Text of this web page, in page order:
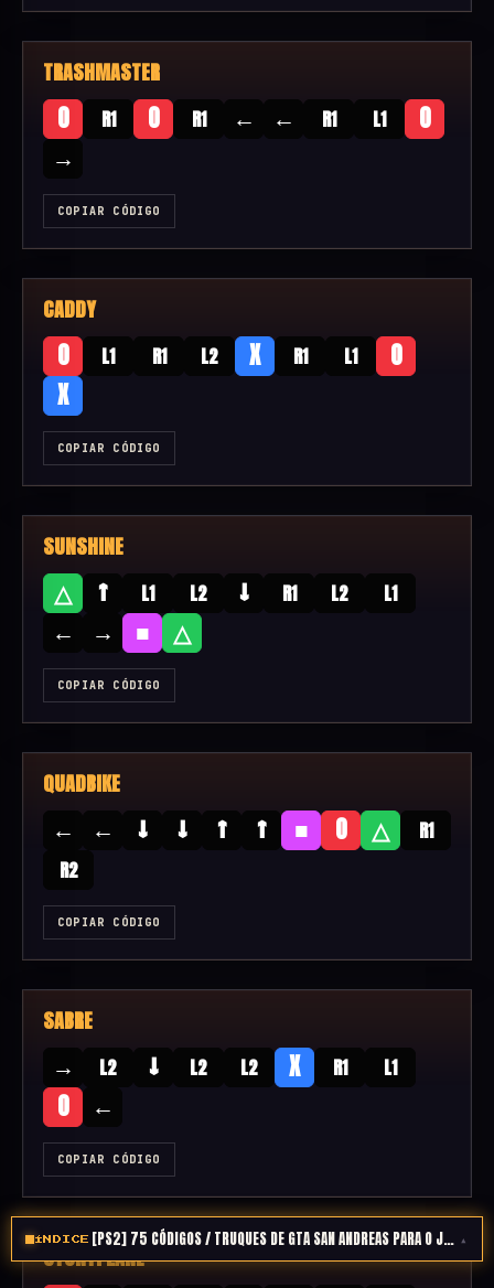
TRASHMASTER
O R1 O R1 ← ← R1 L1
O
→
COPIAR CÓDIGO
CADDY
O L1 R1 L2 X R1 L1
O
X
COPIAR CÓDIGO
SUNSHINE
△ ↑ L1 L2 ↓ R1 L2 L1
← → ■ △
COPIAR CÓDIGO
QUADBIKE
← ← ↓ ↓ ↑ ↑ ■ O △
R1
R2
COPIAR CÓDIGO
SABRE
→ L2 ↓ L2 L2 X R1 L1
O ←
COPIAR CÓDIGO
STUNTPLANE
ÍNDICE [PS2] 75 CÓDIGOS / TRUQUES DE GTA SAN ANDREAS PARA O JOGO
▴